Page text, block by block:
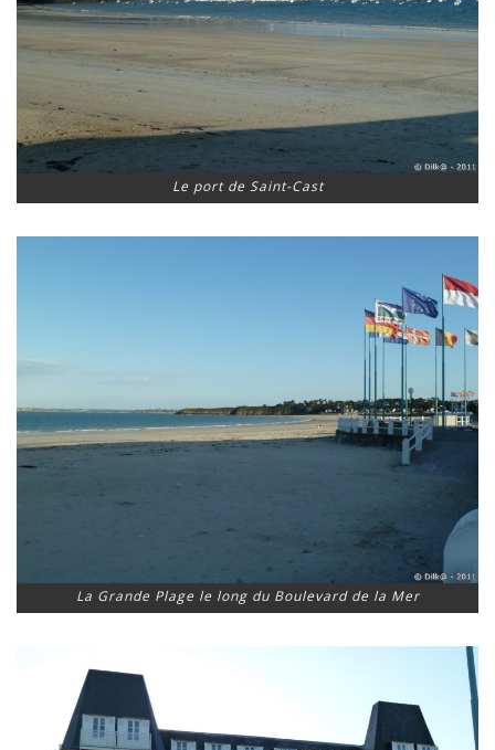
Le port de Saint-Cast
La Grande Plage le long du Boulevard de la Mer